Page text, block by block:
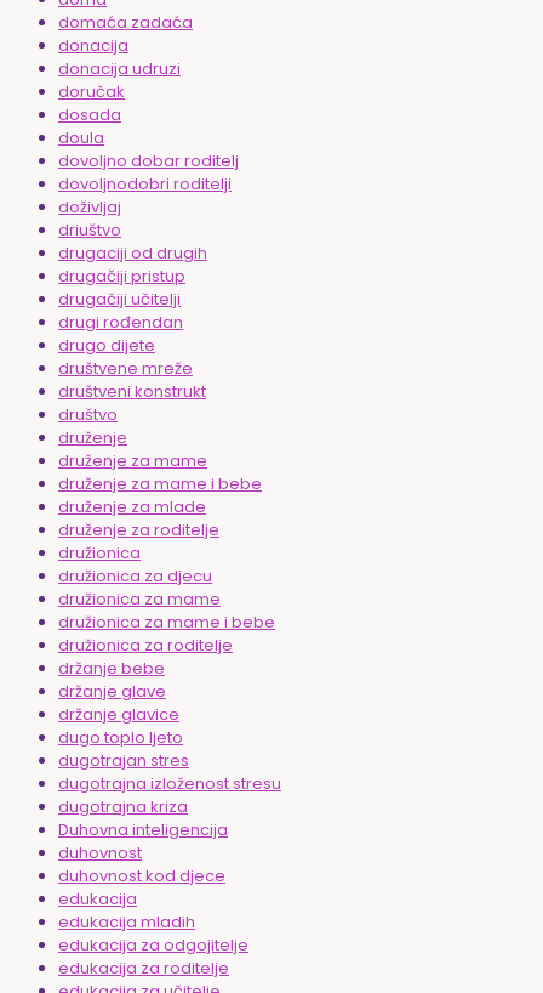
domaća zadaća
donacija
donacija udruzi
doručak
dosada
doula
dovoljno dobar roditelj
dovoljnodobri roditelji
doživljaj
driuštvo
drugaciji od drugih
drugačiji pristup
drugačiji učitelji
drugi rođendan
drugo dijete
društvene mreže
društveni konstrukt
društvo
druženje
druženje za mame
druženje za mame i bebe
druženje za mlade
druženje za roditelje
družionica
družionica za djecu
družionica za mame
družionica za mame i bebe
družionica za roditelje
držanje bebe
držanje glave
držanje glavice
dugo toplo ljeto
dugotrajan stres
dugotrajna izloženost stresu
dugotrajna kriza
Duhovna inteligencija
duhovnost
duhovnost kod djece
edukacija
edukacija mladih
edukacija za odgojitelje
edukacija za roditelje